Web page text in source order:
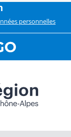
personnelles